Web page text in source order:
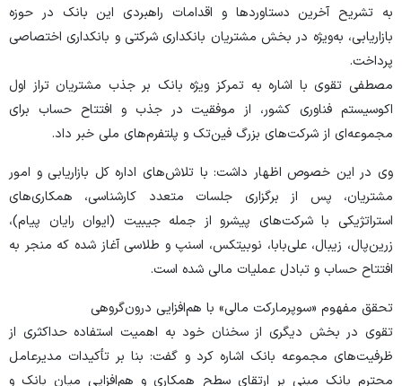
به تشریح آخرین دستاورد‌ها و اقدامات راهبردی این بانک در حوزه
بازاریابی، به‌ویژه در بخش مشتریان بانکداری شرکتی و بانکداری اختصاصی
پرداخت.
مصطفی تقوی با اشاره به تمرکز ویژه بانک بر جذب مشتریان تراز اول
اکوسیستم فناوری کشور، از موفقیت در جذب و افتتاح حساب برای
مجموعه‌ای از شرکت‌های بزرگ فین‌تک و پلتفرم‌های ملی خبر داد.
وی در این خصوص اظهار داشت: با تلاش‌های اداره کل بازاریابی و امور
مشتریان، پس از برگزاری جلسات متعدد کارشناسی، همکاری‌های
استراتژیکی با شرکت‌های پیشرو از جمله جیبیت (ایوان رایان پیام)،
زرین‌پال، زیبال، علی‌بابا، نوبیتکس، اسنپ و طلاسی آغاز شده که منجر به
افتتاح حساب و تبادل عملیات مالی شده است.
تحقق مفهوم «سوپرمارکت مالی» با هم‌افزایی درون‌گروهی
تقوی در بخش دیگری از سخنان خود به اهمیت استفاده حداکثری از
ظرفیت‌های مجموعه بانک اشاره کرد و گفت: بنا بر تأکیدات مدیرعامل
محترم بانک مبنی بر ارتقای سطح همکاری و هم‌افزایی میان بانک و